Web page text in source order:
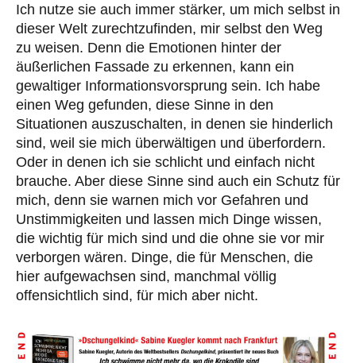
Ich nutze sie auch immer stärker, um mich selbst in
dieser Welt zurechtzufinden, mir selbst den Weg
zu weisen. Denn die Emotionen hinter der
äußerlichen Fassade zu erkennen, kann ein
gewaltiger Informationsvorsprung sein. Ich habe
einen Weg gefunden, diese Sinne in den
Situationen auszuschalten, in denen sie hinderlich
sind, weil sie mich überwältigen und überfordern.
Oder in denen ich sie schlicht und einfach nicht
brauche. Aber diese Sinne sind auch ein Schutz für
mich, denn sie warnen mich vor Gefahren und
Unstimmigkeiten und lassen mich Dinge wissen,
die wichtig für mich sind und die ohne sie vor mir
verborgen wären. Dinge, die für Menschen, die
hier aufgewachsen sind, manchmal völlig
offensichtlich sind, für mich aber nicht.